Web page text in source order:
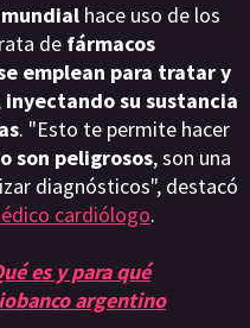
hace uso de los
de fármacos
emplean para tratar y
inyectando su sustancia
. "Esto te permite hacer
son peligrosos, son una
diagnósticos", destacó
cardiólogo.
es y para qué
argentino